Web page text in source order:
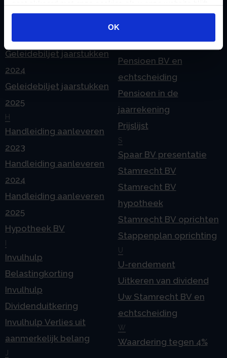
gaat akkoord met onze cookies als u onze website blijft
gebruiken.
OK
G
2023
Geleidebiljet jaarstukken
2024
Geleidebiljet jaarstukken
2025
H
Handleiding aanleveren
2023
Handleiding aanleveren
2024
Handleiding aanleveren
2025
Hypotheek BV
Invulhulp
Belastingkorting
Invulhulp
Dividenduitkering
Invulhulp Verlies uit
aanmerkelijk belang
J
Pensioen BV
Pensioen BV bij
overlijden
Pensioen BV en
echtscheiding
Pensioen in de
jaarrekening
Prijslijst
S
Spaar BV presentatie
Stamrecht BV
Stamrecht BV
hypotheek
Stamrecht BV oprichten
Stappenplan oprichting
U
U-rendement
Uitkeren van dividend
Uw Stamrecht BV en
echtscheiding
W
Waardering tegen 4%